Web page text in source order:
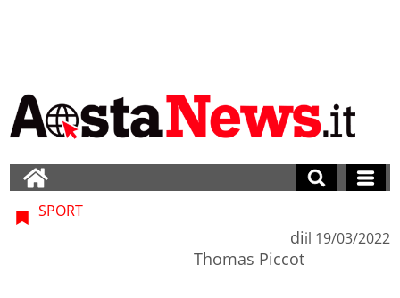
SPORT
di
Thomas Piccot
il 19/03/2022